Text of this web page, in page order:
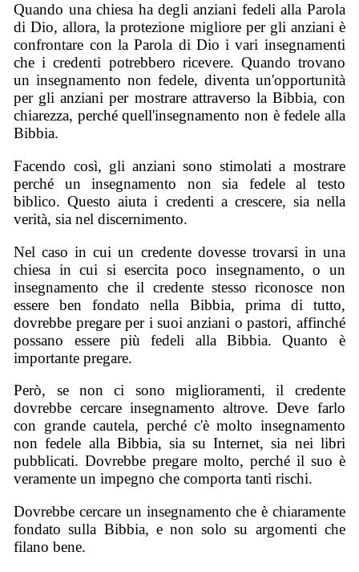
Quando una chiesa ha degli anziani fedeli alla Parola
di Dio, allora, la protezione migliore per gli anziani è
confrontare con la Parola di Dio i vari insegnamenti
che i credenti potrebbero ricevere. Quando trovano
un insegnamento non fedele, diventa un'opportunità
per gli anziani per mostrare attraverso la Bibbia, con
chiarezza, perché quell'insegnamento non è fedele alla
Bibbia.
Facendo così, gli anziani sono stimolati a mostrare
perché un insegnamento non sia fedele al testo
biblico. Questo aiuta i credenti a crescere, sia nella
verità, sia nel discernimento.
Nel caso in cui un credente dovesse trovarsi in una
chiesa in cui si esercita poco insegnamento, o un
insegnamento che il credente stesso riconosce non
essere ben fondato nella Bibbia, prima di tutto,
dovrebbe pregare per i suoi anziani o pastori, affinché
possano essere più fedeli alla Bibbia. Quanto è
importante pregare.
Però, se non ci sono miglioramenti, il credente
dovrebbe cercare insegnamento altrove. Deve farlo
con grande cautela, perché c'è molto insegnamento
non fedele alla Bibbia, sia su Internet, sia nei libri
pubblicati. Dovrebbe pregare molto, perché il suo è
veramente un impegno che comporta tanti rischi.
Dovrebbe cercare un insegnamento che è chiaramente
fondato sulla Bibbia, e non solo su argomenti che
filano bene.